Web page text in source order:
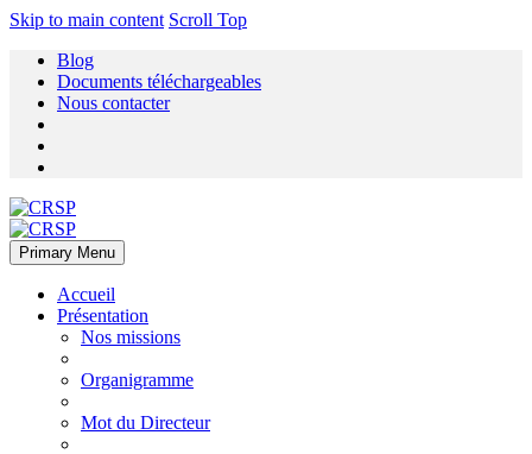
Skip to main content Scroll Top
Blog
Documents téléchargeables
Nous contacter
Primary Menu
Accueil
Présentation
Nos missions
Organigramme
Mot du Directeur